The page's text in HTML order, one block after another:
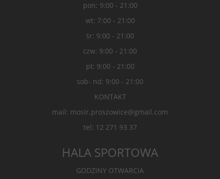
pon: 9:00 - 21:00
wt: 7:00 - 21:00
śr: 9:00 - 21:00
czw: 9:00 - 21:00
pt: 9:00 - 21:00
sob- nd: 9:00 - 21:00
KONTAKT
mail: mosir.proszowice@gmail.com
tel: 12 271 93 37
HALA SPORTOWA
GODZINY OTWARCIA